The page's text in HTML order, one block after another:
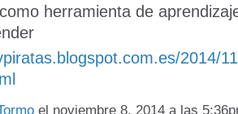
herramienta de
2014/
el noviembre 8, 2014 a las